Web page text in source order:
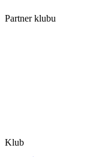
Partnerklubu
Klub